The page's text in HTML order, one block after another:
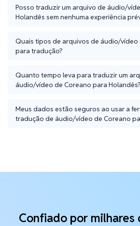
Posso traduzir um arquivo de áudio/
Holandês sem nenhuma experiência
Quais tipos de arquivos de áudio/
para tradução?
Quanto tempo leva para traduzir um
áudio/vídeo de Coreano para Holandês?
Meus dados estão seguros ao usar a
tradução de áudio/vídeo de Coreano
Confiado por milhares